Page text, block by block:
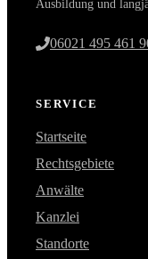
Ausbildung und
06021 495 461
SERVICE
Startseite
Rechtsgebiete
Anwälte
Kanzlei
Standorte